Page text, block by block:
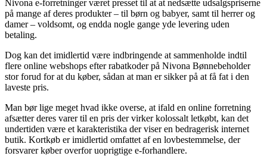
Nivona e-forretninger været presset til at at nedsætte udsalgspriserne
på mange af deres produkter – til børn og babyer, samt til herrer og
damer – voldsomt, og endda nogle gange yde levering uden
betaling.
Dog kan det imidlertid være indbringende at sammenholde indtil
flere online webshops efter rabatkoder på Nivona Bønnebeholder
stor forud for at du køber, sådan at man er sikker på at få fat i den
laveste pris.
Man bør lige meget hvad ikke overse, at ifald en online forretning
afsætter deres varer til en pris der virker kolossalt letkøbt, kan det
undertiden være et karakteristika der viser en bedragerisk internet
butik. Kortkøb er imidlertid omfattet af en lovbestemmelse, der
forsvarer køber overfor uoprigtige e-forhandlere.